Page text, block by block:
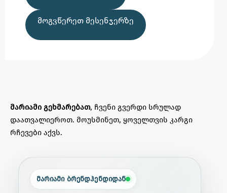
ᲛᲝᲒᲕᲬᲔᲠᲔᲗ ᲛᲔᲡᲔᲜᲯᲔᲠᲖᲔ
მარიამი გეხმარებათ, ჩვენი გვერდი სრულად
დაათვალიეროთ. მოუსმინეთ, ყოველთვის კარგი
რჩევები აქვს.
მარიამი ბრენდჰენდიდან